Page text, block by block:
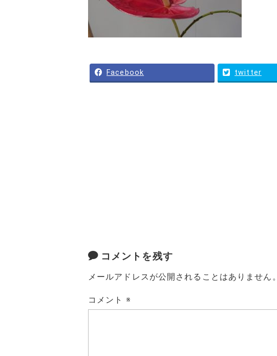
Facebook twitter
コメントを残す
メールアドレスが公開されることはありません。
コメント ※